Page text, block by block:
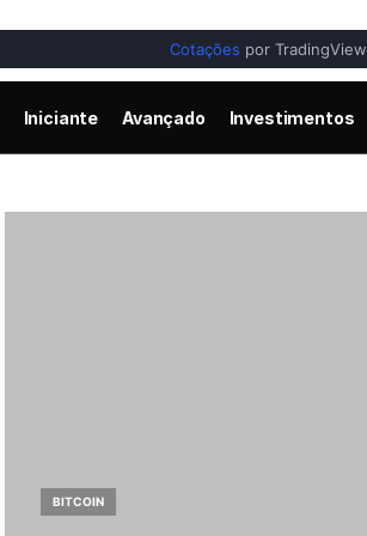
Cotações por TradingView
Iniciante Avançado Investimentos
BITCOIN